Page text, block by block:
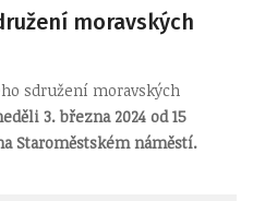
moravských
sdružení moravských
3. března 2024 od 15
Staroměstském náměstí.